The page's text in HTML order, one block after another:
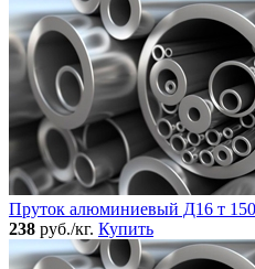
Пруток алюминиевый Д16 т
238 руб./кг. Купить